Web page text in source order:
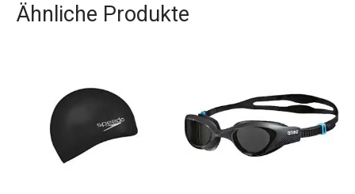
dein Kind auf jedem Schritt und sorgt für
Ähnliche Produkte